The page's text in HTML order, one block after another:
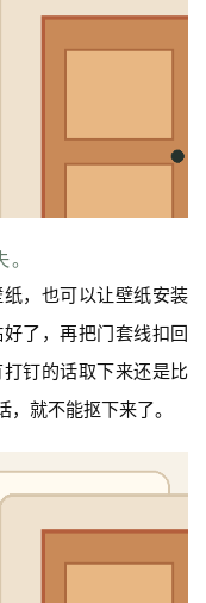
，也可以让壁纸安装
了，再把门套线扣回
钉的话取下来还是比
就不能抠下来了。